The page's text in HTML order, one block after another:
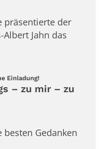
präsentierte der
Jahn das
Einladung!
– zu mir – zu
Gedanken